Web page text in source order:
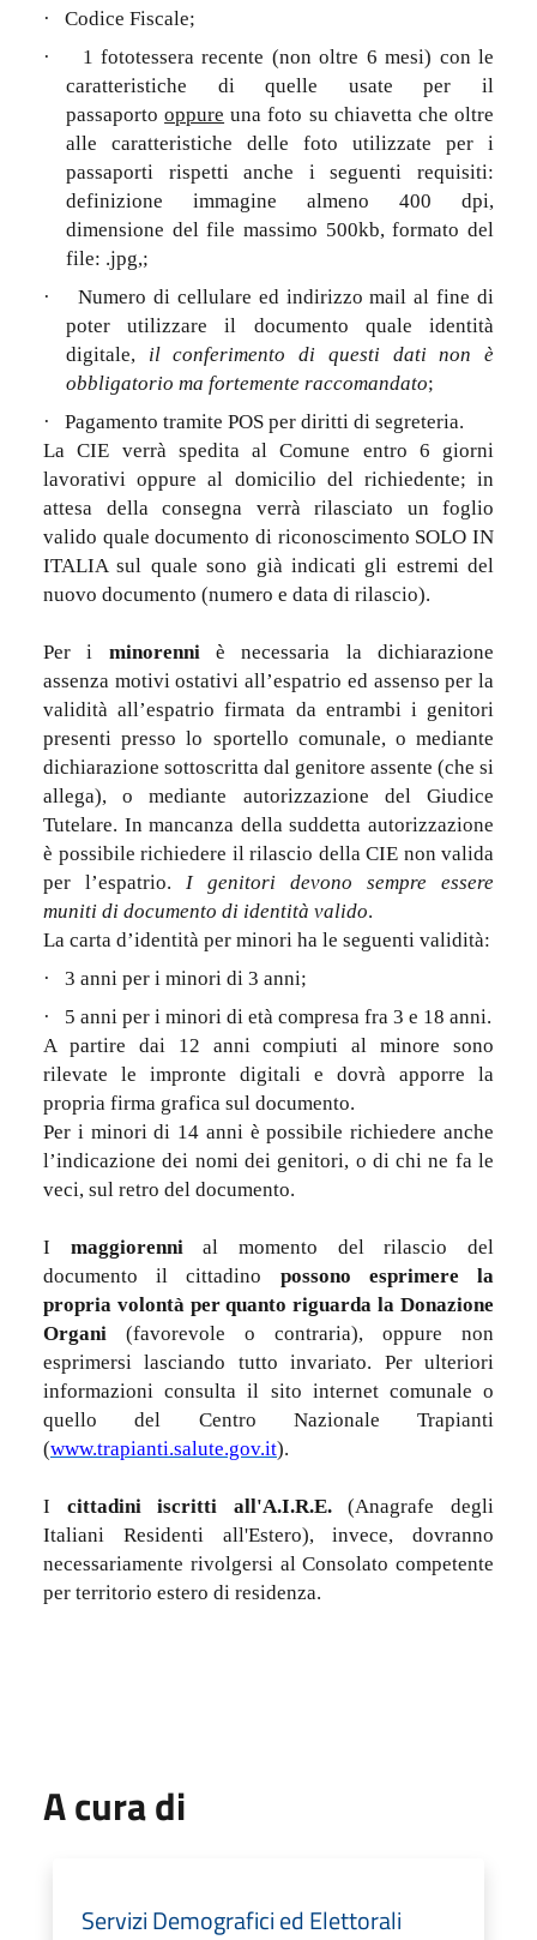
·
Codice Fiscale;
·
1 fototessera recente (non oltre 6 mesi) con le
caratteristiche di quelle usate per il
passaportooppure una foto su chiavetta che oltre
alle caratteristiche delle foto utilizzate per i
passaporti rispetti anche i seguenti requisiti:
definizione immagine almeno 400 dpi,
dimensione del file massimo 500kb, formato del
file: .jpg,;
·
Numero di cellulare ed indirizzo mail al fine di
poter utilizzare il documento quale identità
digitale, il conferimento di questi dati non è
obbligatorio ma fortemente raccomandato;
·
Pagamento tramite POS per diritti di segreteria.
La CIE verrà spedita al Comune entro 6 giorni
lavorativi oppure al domicilio del richiedente; in
attesa della consegna verrà rilasciato un foglio
valido quale documento di riconoscimento SOLO IN
ITALIA sul quale sono già indicati gli estremi del
nuovo documento (numero e data di rilascio).
Per i minorenni è necessaria la dichiarazione
assenza motivi ostativi all’espatrio ed assenso per la
validità all’espatrio firmata da entrambi i genitori
presenti presso lo sportello comunale, o mediante
dichiarazione sottoscritta dal genitore assente (che si
allega), o mediante autorizzazione del Giudice
Tutelare. In mancanza della suddetta autorizzazione
è possibile richiedere il rilascio della CIE non valida
per l’espatrio. I genitori devono sempre essere
muniti di documento di identità valido.
La carta d’identità per minori ha le seguenti validità:
·
3 anni per i minori di 3 anni;
·
5 anni per i minori di età compresa fra 3 e 18 anni.
A partire dai 12 anni compiuti al minore sono
rilevate le impronte digitali e dovrà apporre la
propria firma grafica sul documento.
Per i minori di 14 anni è possibile richiedere anche
l’indicazione dei nomi dei genitori, o di chi ne fa le
veci, sul retro del documento.
I maggiorenni al momento del rilascio del
documento il cittadino possono esprimere la
propria volontà per quanto riguarda la Donazione
Organi (favorevole o contraria), oppure non
esprimersi lasciando tutto invariato. Per ulteriori
informazioni consulta il sito internet comunale o
quello del Centro Nazionale Trapianti
(www.trapianti.salute.gov.it).
I cittadini iscritti all'A.I.R.E.(Anagrafe degli
Italiani Residenti all'Estero), invece, dovranno
necessariamente rivolgersi al Consolato competente
per territorio estero di residenza.
A cura di
Servizi Demografici ed Elettorali